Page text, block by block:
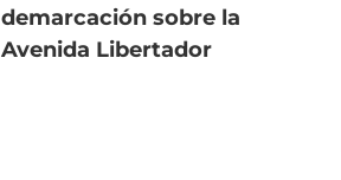
demarcación sobre la
Avenida Libertador